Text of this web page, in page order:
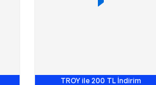
TROY ile 200 TL İndirim